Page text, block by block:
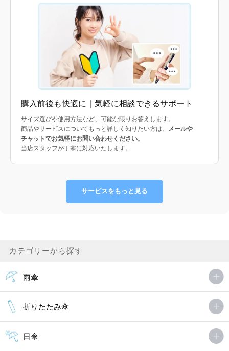
購入前後も快適に｜気軽に相談できるサポート
サイズ選びや使用方法など、可能な限りお答えします。
商品やサービスについてもっと詳しく知りたい方は、 メールや
チャットでお気軽にお問い合わせください。
当店スタッフが丁寧に対応いたします。
サービスをもっと見る
カテゴリーから探す
雨傘
折りたたみ傘
日傘